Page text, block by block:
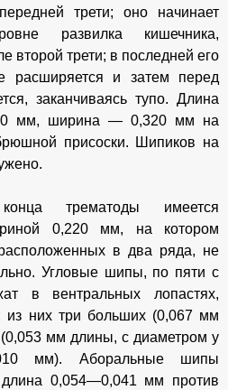
трети; оно начинает
развилка кишечника,
второй трети; в последней его
расширяется и затем перед
заканчиваясь тупо. Длина
мм, ширина — 0,320 мм на
присоски. Шипиков на
трематоды имеется
0,220 мм, на котором
в два ряда, не
Угловые шипы, по пяти с
в вентральных лопастях,
из них три больших (0,067 мм
мм длины, с диаметром у
мм). Аборальные шипы
0,054—0,041 мм против